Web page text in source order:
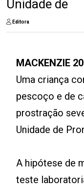
Unidade de
Editora
MACKENZIE
Uma criança
pescoço e de
prostração
Unidade de
A hipótese de
teste